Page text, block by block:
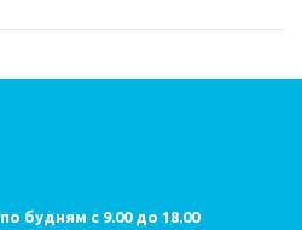
по будням с 9.00 до 18.00